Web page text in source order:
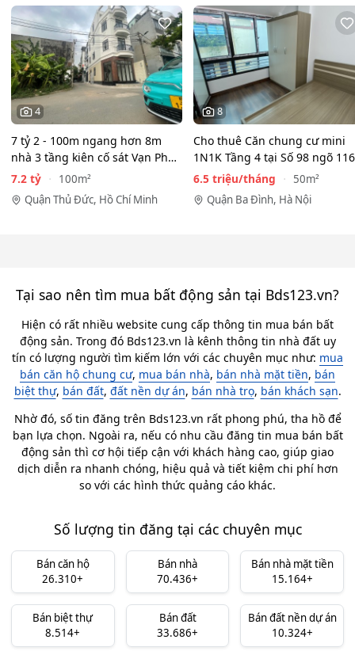
4
7 tỷ 2 - 100m ngang hơn 8m
nhà 3 tầng kiên cố sát Vạn Phúc
City - HẺM XE HƠI…
7.2 tỷ
100m²
Quận Thủ Đức, Hồ Chí Minh
8
Cho thuê Căn chung cư mini
1N1K Tầng 4 tại Số 98 ngõ 116
Phan Kế Bính, Ba Đình.…
6.5 triệu/tháng
50m²
Quận Ba Đình, Hà Nội
Tại sao nên tìm mua bất động sản tại Bds123.vn?
Hiện có rất nhiều website cung cấp thông tin mua bán bất
động sản. Trong đó Bds123.vn là kênh thông tin nhà đất uy
tín có lượng người tìm kiếm lớn với các chuyên mục như: mua
bán căn hộ chung cư, mua bán nhà, bán nhà mặt tiền, bán
biệt thự, bán đất, đất nền dự án, bán nhà trọ, bán khách sạn.
Nhờ đó, số tin đăng trên Bds123.vn rất phong phú, tha hồ để
bạn lựa chọn. Ngoài ra, nếu có nhu cầu đăng tin mua bán bất
động sản thì cơ hội tiếp cận với khách hàng cao, giúp giao
dịch diễn ra nhanh chóng, hiệu quả và tiết kiệm chi phí hơn
so với các hình thức quảng cáo khác.
Số lượng tin đăng tại các chuyên mục
Bán căn hộ
26.310+
Bán nhà
70.436+
Bán nhà mặt tiền
15.164+
Bán biệt thự
8.514+
Bán đất
33.686+
Bán đất nền dự án
10.324+